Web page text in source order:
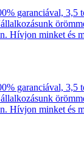
garanciával, 3,5
Hívjon minket és
garanciával, 3,5
Hívjon minket és